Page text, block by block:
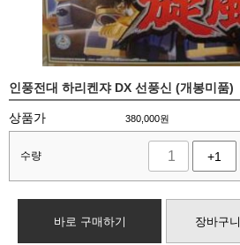
인풍전대 하리켄쟈 DX 선풍신 (개봉미품)
상품가 380,000원
수량 +1
바로 구매하기 장바구니